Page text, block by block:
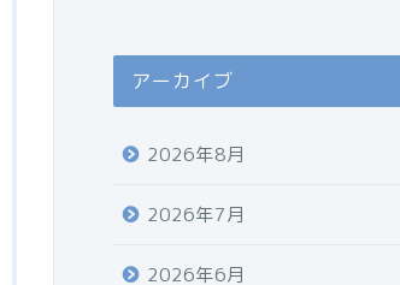
アーカイブ
2026年8月
2026年7月
2026年6月